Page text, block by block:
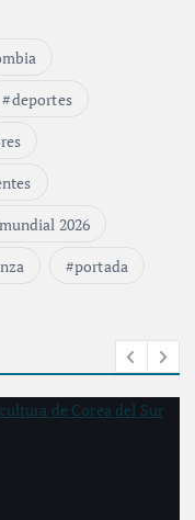
deportes
mundial 2026
portada